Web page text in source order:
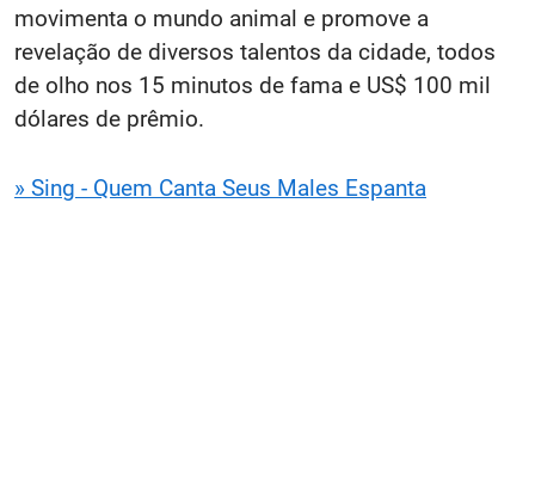
movimenta o mundo animal e promove a
revelação de diversos talentos da cidade, todos
de olho nos 15 minutos de fama e US$ 100 mil
dólares de prêmio.
» Sing - Quem Canta Seus Males Espanta